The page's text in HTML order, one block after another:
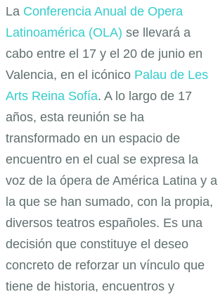
La Conferencia Anual de Opera
Latinoamérica (OLA) se llevará a
cabo entre el 17 y el 20 de junio en
Valencia, en el icónico Palau de Les
Arts Reina Sofía. A lo largo de 17
años, esta reunión se ha
transformado en un espacio de
encuentro en el cual se expresa la
voz de la ópera de América Latina y a
la que se han sumado, con la propia,
diversos teatros españoles. Es una
decisión que constituye el deseo
concreto de reforzar un vínculo que
tiene de historia, encuentros y